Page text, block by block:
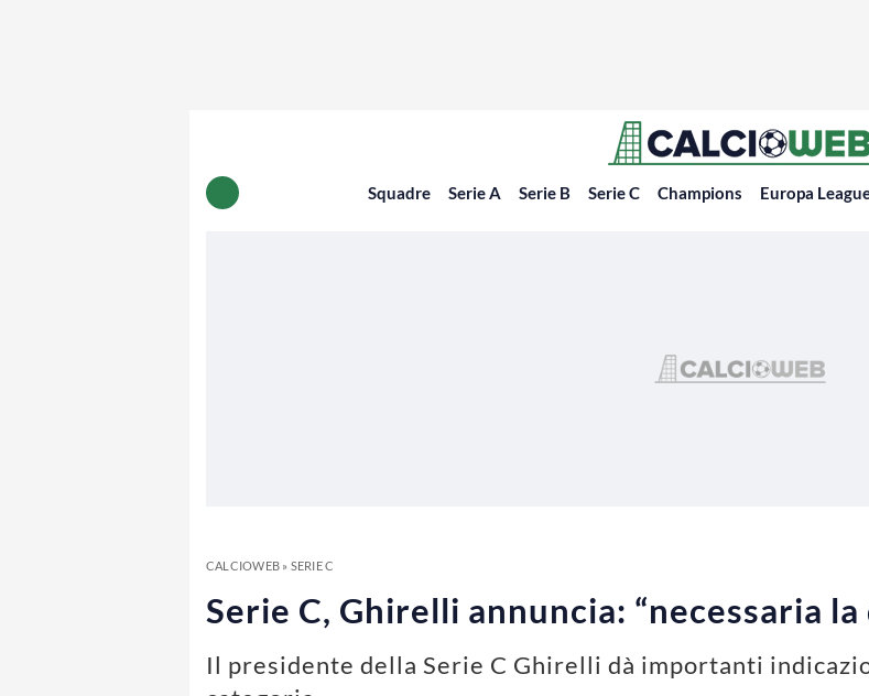
Squadre Serie A Serie B Serie C Champions Europa
CALCIOWEB» SERIE C
Serie C, Ghirelli annuncia: “necessaria
Il presidente della Serie C Ghirelli dà importanti